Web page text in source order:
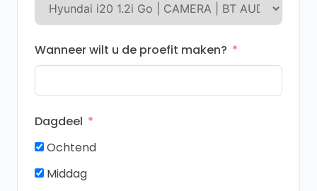
Wanneer wilt u de proefit maken?
Dagdeel
Ochtend
Middag